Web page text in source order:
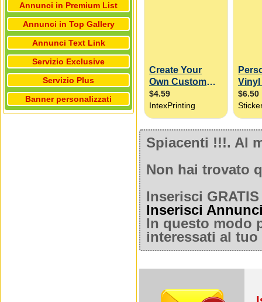
Annunci in Premium List
Annunci in Top Gallery
Annunci Text Link
Servizio Exclusive
Servizio Plus
Banner personalizzati
Spiacenti !!!. Al
Non hai trovato
Inserisci
Inserisci
In questo modo
interessati al